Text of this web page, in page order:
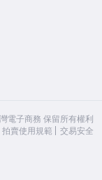
電子商務 保留所有權利
拍賣使用規範 交易安全